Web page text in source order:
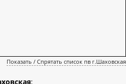
Показать / Спрятать список пв г.Шаховская
: